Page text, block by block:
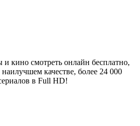
кино смотреть онлайн бесплатно,
качестве, более 24 000
в Full HD!